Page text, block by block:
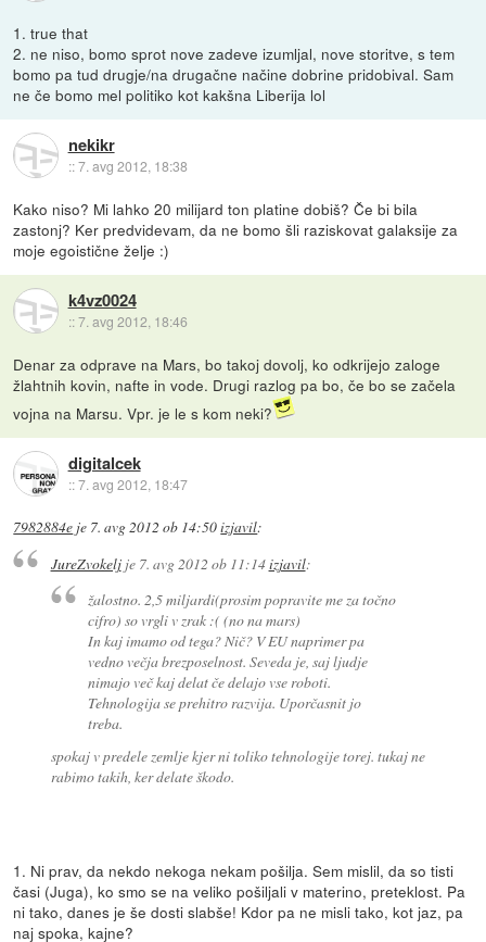
1. true that
2. ne niso, bomo sprot nove zadeve izumljal, nove storitve, s tem
bomo pa tud drugje/na drugačne načine dobrine pridobival. Sam
ne če bomo mel politiko kot kakšna Liberija lol
nekikr
::7. avg 2012, 18:38
Kako niso? Mi lahko 20 milijard ton platine dobiš? Če bi bila
zastonj? Ker predvidevam, da ne bomo šli raziskovat galaksije za
moje egoistične želje :)
k4vz0024
::7. avg 2012, 18:46
Denar za odprave na Mars, bo takoj dovolj, ko odkrijejo zaloge
žlahtnih kovin, nafte in vode. Drugi razlog pa bo, če bo se začela
vojna na Marsu. Vpr. je le s kom neki?
digitalcek
::7. avg 2012, 18:47
7982884e je 7. avg 2012 ob 14:50izjavil:
JureZvokeljje 7. avg 2012 ob 11:14izjavil:
žalostno. 2,5 miljardi(prosim popravite me za točno
cifro) so vrgli v zrak :( (no na mars)
In kaj imamo od tega? Nič? V EU naprimer pa
vedno večja brezposelnost. Seveda je, saj ljudje
nimajo več kaj delat če delajo vse roboti.
Tehnologija se prehitro razvija. Uporčasnit jo
treba.
spokaj v predele zemlje kjer ni toliko tehnologije torej. tukaj ne
rabimo takih, ker delate škodo.
1. Ni prav, da nekdo nekoga nekam pošilja. Sem mislil, da so tisti
časi (Juga), ko smo se na veliko pošiljali v materino, preteklost. Pa
ni tako, danes je še dosti slabše! Kdor pa ne misli tako, kot jaz, pa
naj spoka, kajne?